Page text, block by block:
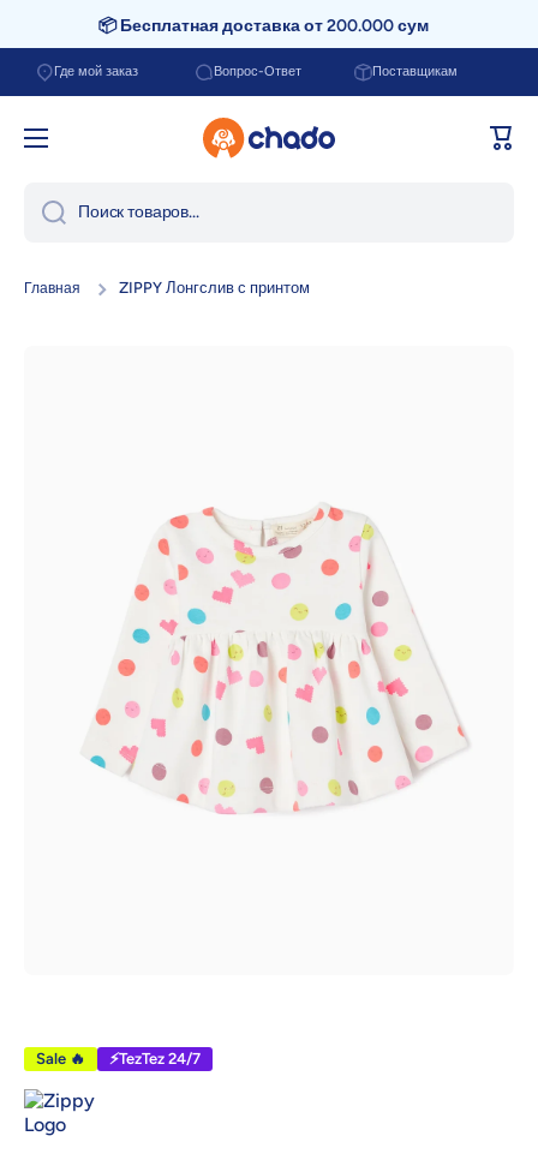
Перейти к содержанию
📦 Бесплатная доставка от 200.000 сум
Где мой заказ Вопрос-Ответ Поставщикам
Поиск товаров...
Главная ZIPPY Лонгслив с принтом
Sale 🔥 ⚡TezTez 24/7